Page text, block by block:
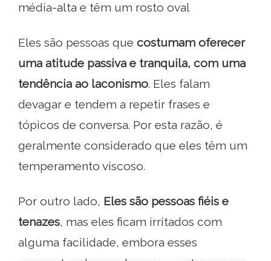
média-alta e têm um rosto oval
Eles são pessoas que costumam oferecer
uma atitude passiva e tranquila, com uma
tendência ao laconismo. Eles falam
devagar e tendem a repetir frases e
tópicos de conversa. Por esta razão, é
geralmente considerado que eles têm um
temperamento viscoso.
Por outro lado, Eles são pessoas fiéis e
tenazes, mas eles ficam irritados com
alguma facilidade, embora esses